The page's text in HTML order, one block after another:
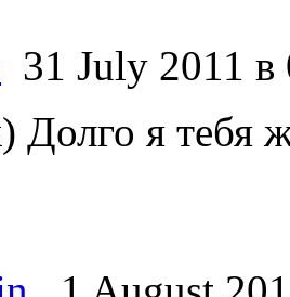
31 July 2011 в
Долго я тебя